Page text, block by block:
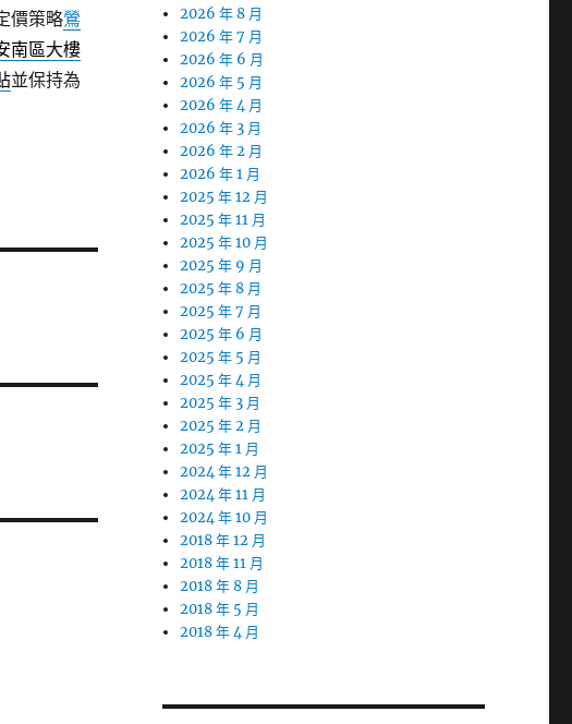
價策略鶯
南區大樓
並保持為
2026 年 8 月
2026 年 7 月
2026 年 6 月
2026 年 5 月
2026 年 4 月
2026 年 3 月
2026 年 2 月
2026 年 1 月
2025 年 12 月
2025 年 11 月
2025 年 10 月
2025 年 9 月
2025 年 8 月
2025 年 7 月
2025 年 6 月
2025 年 5 月
2025 年 4 月
2025 年 3 月
2025 年 2 月
2025 年 1 月
2024 年 12 月
2024 年 11 月
2024 年 10 月
2018 年 12 月
2018 年 11 月
2018 年 8 月
2018 年 5 月
2018 年 4 月